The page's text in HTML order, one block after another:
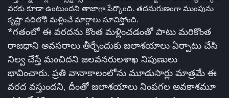
వరకు కూడా ఉంటుందని తాజాగా పేర్కొంది. తదనుగుణంగా ముంపును
కృష్ణా నదిలోకి మళ్లించే మార్గాలు సూచిస్తోంది.
*గతంలో ఈ వరదను కొంత మళ్లించడంతో పాటు మరికొంత
రాజధాని అవసరాలు తీర్చేందుకు జలాశయాలు ఏర్పాటు చేసి
నిల్వ చేస్తే మంచిదని జలవనరులశాఖ నిపుణులు
భావించారు. ప్రతి వానాకాలంలోను మూడుసార్లు మాత్రమే ఈ
వరద వస్తుందని, దీంతో జలాశయాలు నింపగల అవకాశమూ